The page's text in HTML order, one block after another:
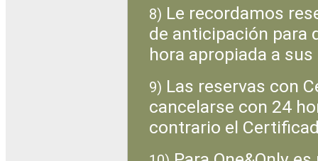
8) Le recordamos
de anticipación para
hora apropiada a
9) Las reservas con
cancelarse con 24
contrario el